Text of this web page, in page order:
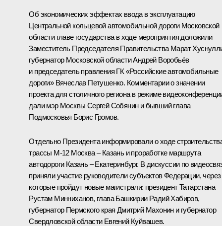
Об экономических эффектах ввода в эксплуатацию
Центральной кольцевой автомобильной дороги Московской
области главе государства в ходе мероприятия доложили
Заместитель Председателя Правительства Марат
губернатор Московской областиАндрей Воробьёв
и председатель правления ГК «Российские автомобильные
дороги» Вячеслав Петушенко. Комментарии о значении
проекта для столичного региона в режиме
дали мэр Москвы Сергей Собянини бывший глава
Подмосковья Борис Громов.
Отдельно Президента информировали о ходе
трассы М-12 Москва – Казань и проработке маршрута
автодороги Казань – Екатеринбург. В дискуссии по
приняли участие руководители субъектов Федерации, через
которые пройдут новые магистрали: президент Татарстана
Рустам Минниханов, глава Башкирии Радий Хабиров,
губернатор Пермского края Дмитрий Махонини губернатор
Свердловской области Евгений Куйвашев.